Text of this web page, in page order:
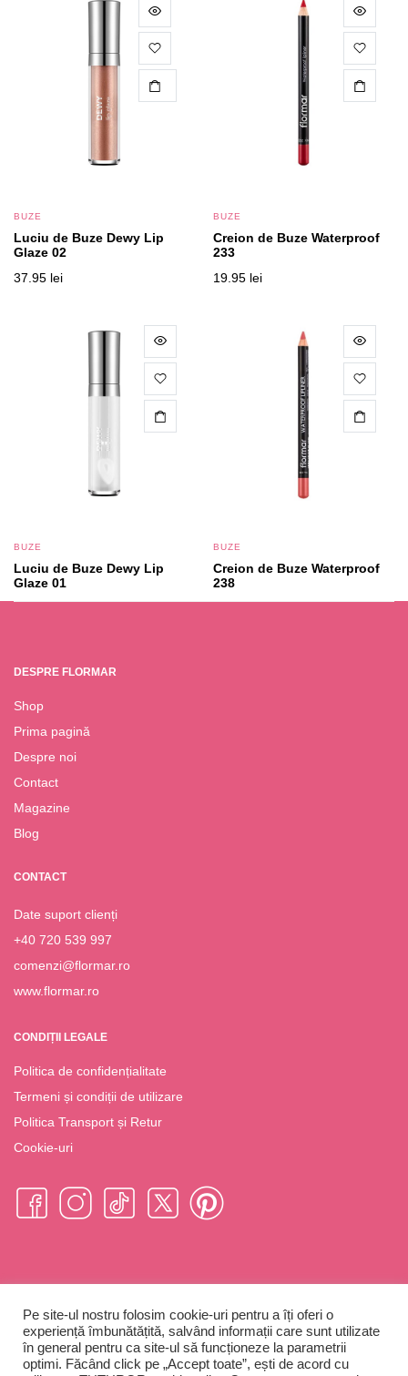
BUZE
Luciu de Buze Dewy Lip
Glaze 02
37.95 lei
BUZE
Creion de Buze Waterproof
233
19.95 lei
BUZE
Luciu de Buze Dewy Lip
Glaze 01
BUZE
Creion de Buze Waterproof
238
DESPRE FLORMAR
Shop
Prima pagină
Despre noi
Contact
Magazine
Blog
CONTACT
Date suport clienți
+40 720 539 997
comenzi@flormar.ro
www.flormar.ro
CONDIȚII LEGALE
Politica de confidențialitate
Termeni și condiții de utilizare
Politica Transport și Retur
Cookie-uri
Flormar România © Copyright 2023
Pe site-ul nostru folosim cookie-uri pentru a îți oferi o
experiență îmbunătățită, salvând informații care sunt utilizate
în general pentru ca site-ul să funcționeze la parametrii
optimi. Făcând click pe „Accept toate”, ești de acord cu